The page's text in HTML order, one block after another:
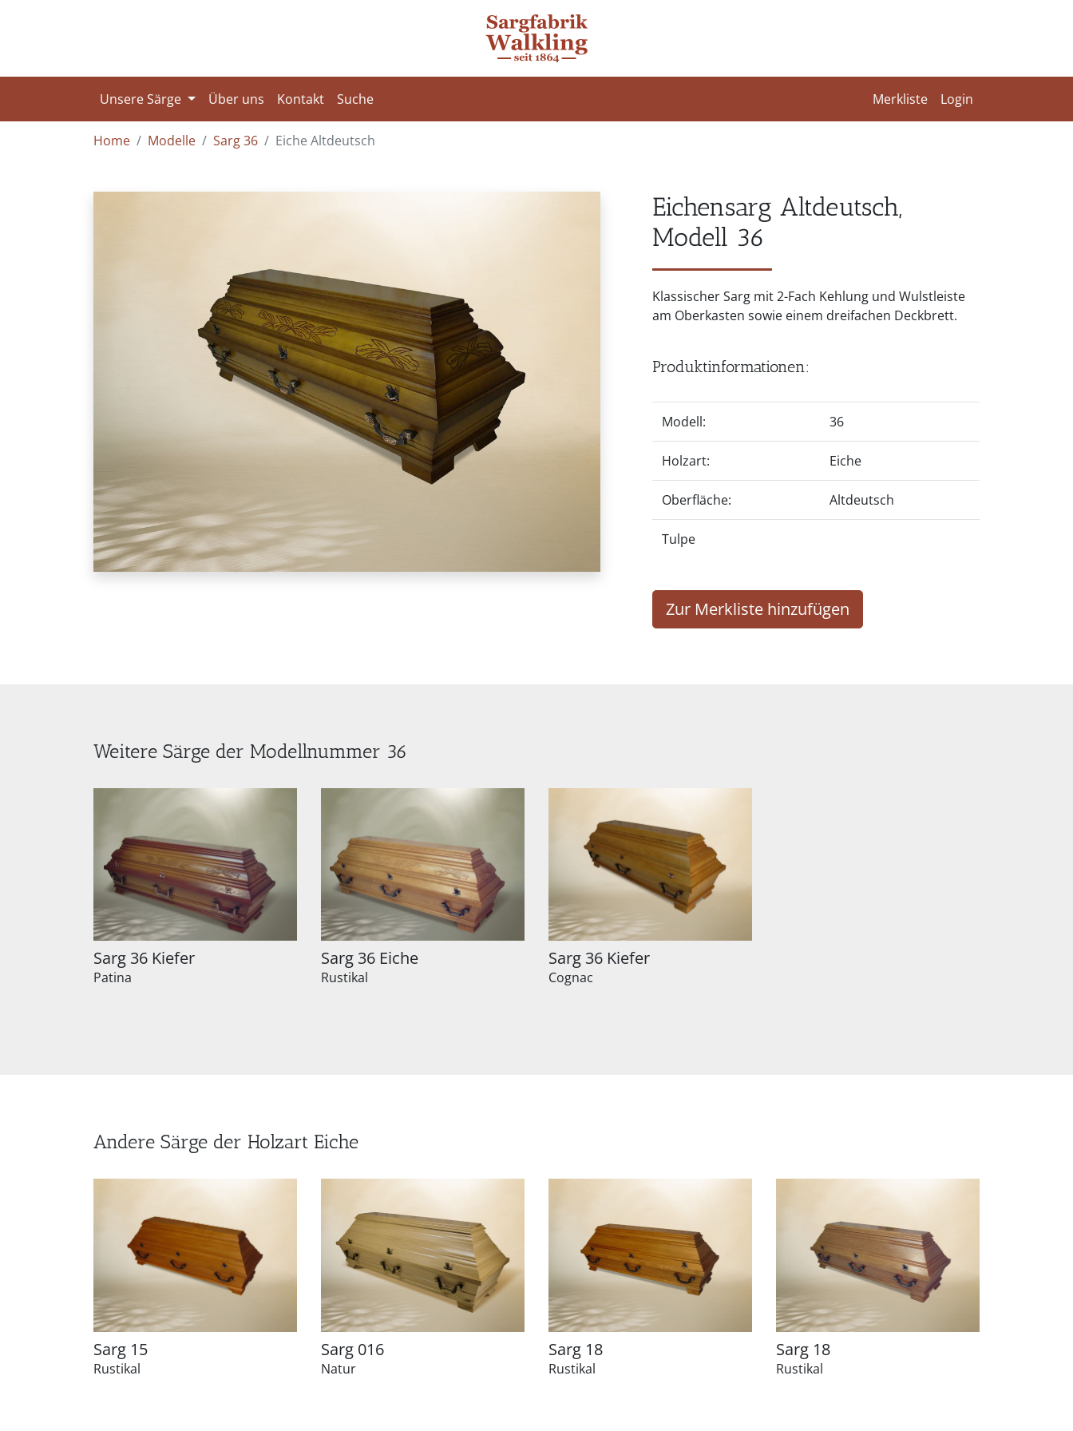
Unsere Särge Über uns Kontakt Suche Merkliste Login
Home Modelle Sarg 36 Eiche Altdeutsch
Eichensarg Altdeutsch,
Modell 36
Klassischer Sarg mit 2-Fach Kehlung und Wulstleiste
am Oberkasten sowie einem dreifachen Deckbrett.
Produktinformationen:
Modell: 36
Holzart: Eiche
Oberfläche: Altdeutsch
Tulpe
Zur Merkliste hinzufügen
Weitere Särge der Modellnummer 36
Sarg 36 Kiefer
Patina
Sarg 36 Eiche
Rustikal
Sarg 36 Kiefer
Cognac
Andere Särge der Holzart Eiche
Sarg 15
Rustikal
Sarg 016
Natur
Sarg 18
Rustikal
Sarg 18
Rustikal